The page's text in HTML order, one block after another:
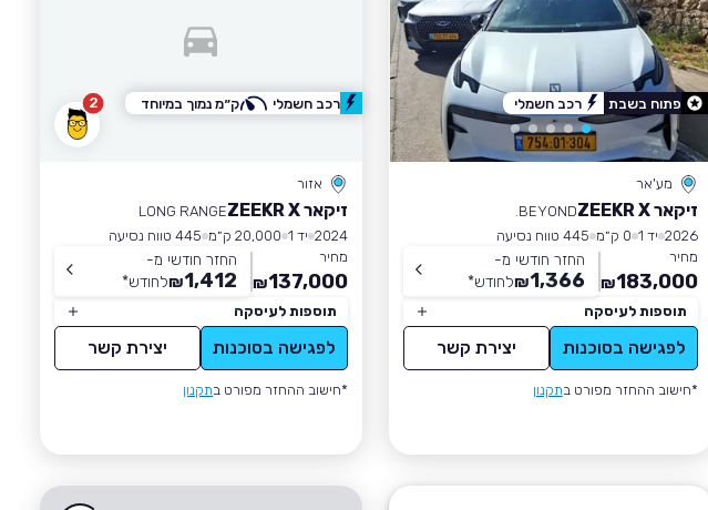
מע'אר
זיקאר ZEEKR X
BEYOND.
2026 יד 1 0 ק״מ
445 טווח נסיעה
מחיר
183,000
₪
החזר חודשי מ-
1,366
₪לחודש*
תוספות לעיסקה
לפגישה בסוכנות יצירת קשר
*חישוב ההחזר מפורט בתקנון
פתוח בשבת רכב חשמלי 2
אזור
זיקאר ZEEKR X
LONG RANGE
2024 יד 1 20,000 ק״מ
445 טווח נסיעה
מחיר
137,000
₪
החזר חודשי מ-
1,412
₪לחודש*
תוספות לעיסקה
לפגישה בסוכנות יצירת קשר
*חישוב ההחזר מפורט בתקנון
רכב חשמלי ק״מ נמוך במיוחד